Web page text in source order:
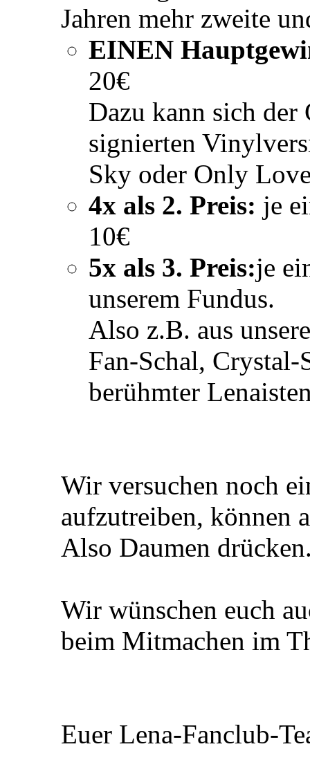
Jahren mehr zweite
EINEN
20€
Dazu kann sich der
signierten
Sky oder Only
4x als 2. Preis: je
10€
5x als 3. Preis:je
unserem Fundus.
Also z.B. aus
Fan-Schal, Crystal-
berühmter
Wir versuchen noch
aufzutreiben, können
Also Daumen
Wir wünschen euch
beim Mitmachen im
Euer Lena-Fanclub-